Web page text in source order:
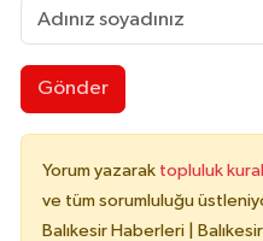
Gönder
Yorum yazarak topluluk
ve tüm sorumluluğu
Balıkesir Haberleri |